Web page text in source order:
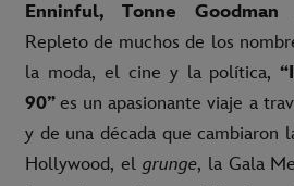
Enninful, Tonne
Repleto de muchos de los
la moda, el cine y la política,
90” es un apasionante viaje a
y de una década que cambiaron
Hollywood, el grunge, la Gala